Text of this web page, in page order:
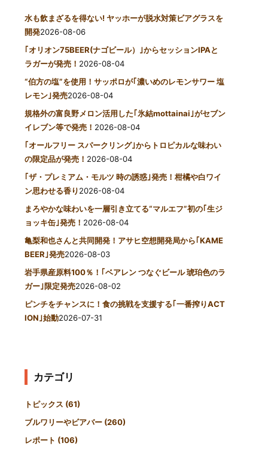
水も飲まざるを得ない! ヤッホーが脱水対策ビアグラスを
開発2026-08-06
｢オリオン75BEER(ナゴビール）｣からセッションIPAと
ラガーが発売！ 2026-08-04
“伯方の塩”を使用！サッポロが｢濃いめのレモンサワー 塩
レモン｣発売2026-08-04
規格外の富良野メロン活用した｢氷結mottainai｣がセブン
イレブン等で発売！ 2026-08-04
｢オールフリー スパークリング｣からトロピカルな味わい
の限定品が発売！ 2026-08-04
｢ザ・プレミアム・モルツ 時の誘惑｣発売！柑橘や白ワイ
ン思わせる香り2026-08-04
まろやかな味わいを一層引き立てる“マルエフ”初の｢生ジ
ョッキ缶｣発売！ 2026-08-04
亀梨和也さんと共同開発！アサヒ空想開発局から｢KAME
BEER｣発売2026-08-03
岩手県産原料100％！｢ベアレン つなぐビール 琥珀色のラ
ガー｣限定発売2026-08-02
ピンチをチャンスに！食の挑戦を支援する｢一番搾りACT
ION｣始動2026-07-31
カテゴリ
トピックス (61)
ブルワリーやビアバー (260)
レポート (106)